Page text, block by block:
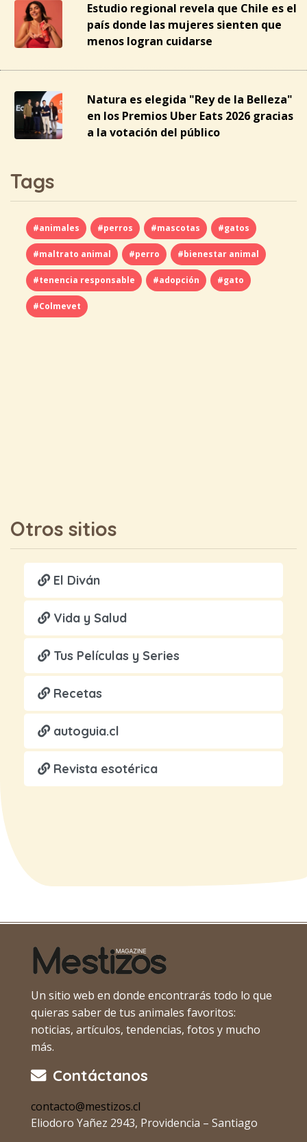
Estudio regional revela que Chile es el
país donde las mujeres sienten que
menos logran cuidarse
Natura es elegida "Rey de la Belleza"
en los Premios Uber Eats 2026 gracias
a la votación del público
Tags
#animales #perros #mascotas #gatos
#maltrato animal #perro #bienestar animal
#tenencia responsable #adopción #gato
#Colmevet
Otros sitios
El Diván
Vida y Salud
Tus Películas y Series
Recetas
autoguia.cl
Revista esotérica
Un sitio web en donde encontrarás todo lo que
quieras saber de tus animales favoritos:
noticias, artículos, tendencias, fotos y mucho
más.
Contáctanos
contacto@mestizos.cl
Eliodoro Yañez 2943, Providencia – Santiago